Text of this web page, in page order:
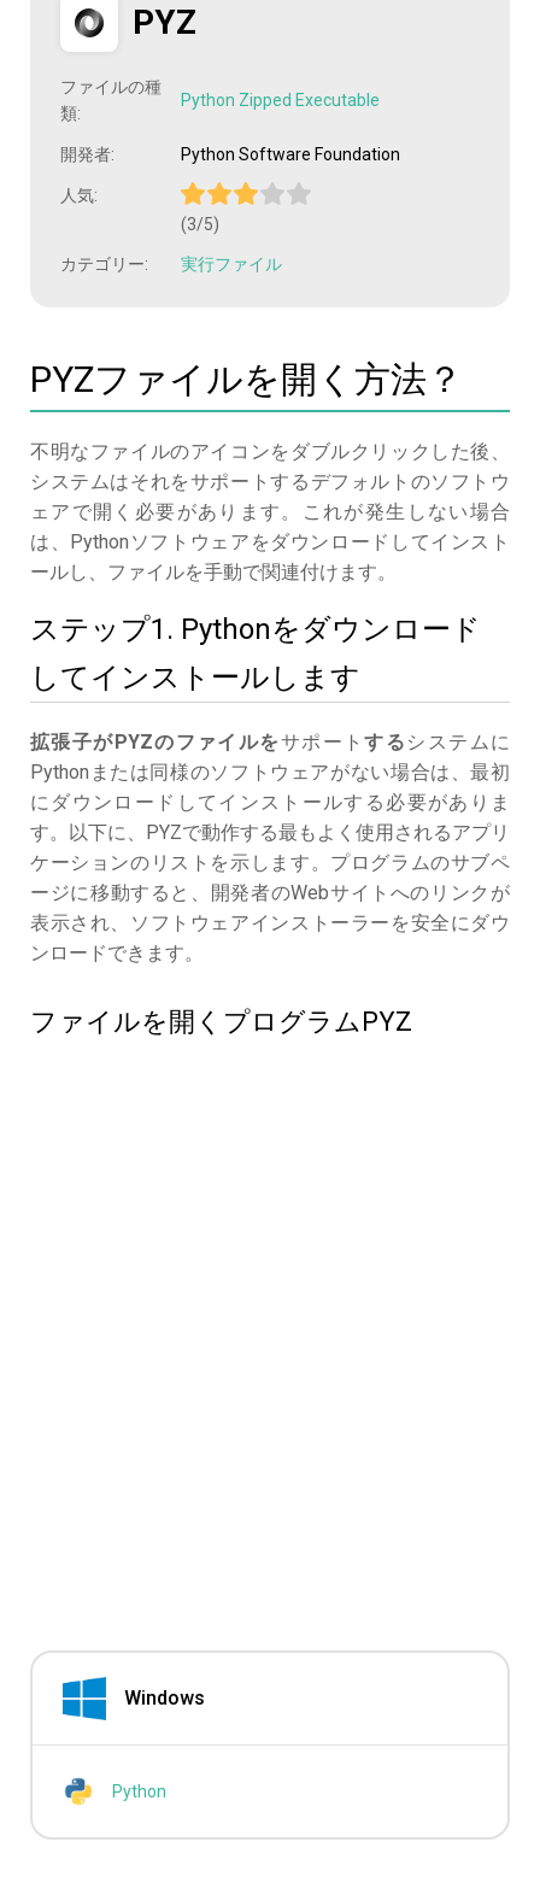
PYZ
ファイルの種
類:
Python Zipped Executable
開発者: Python Software Foundation
人気:
(3/5)
カテゴリー: 実行ファイル
PYZファイルを開く方法？
不明なファイルのアイコンをダブルクリックした後、
システムはそれをサポートするデフォルトのソフトウ
ェアで開く必要があります。これが発生しない場合
は、Pythonソフトウェアをダウンロードしてインスト
ールし、ファイルを手動で関連付けます。
ステップ1. Pythonをダウンロード
してインストールします
拡張子がPYZのファイルをサポートする システムに
Pythonまたは同様のソフトウェアがない場合は、最初
にダウンロードしてインストールする必要がありま
す。以下に、PYZで動作する最もよく使用されるアプリ
ケーションのリストを示します。プログラムのサブペ
ージに移動すると、開発者のWebサイトへのリンクが
表示され、ソフトウェアインストーラーを安全にダウ
ンロードできます。
ファイルを開くプログラムPYZ
Windows
Python